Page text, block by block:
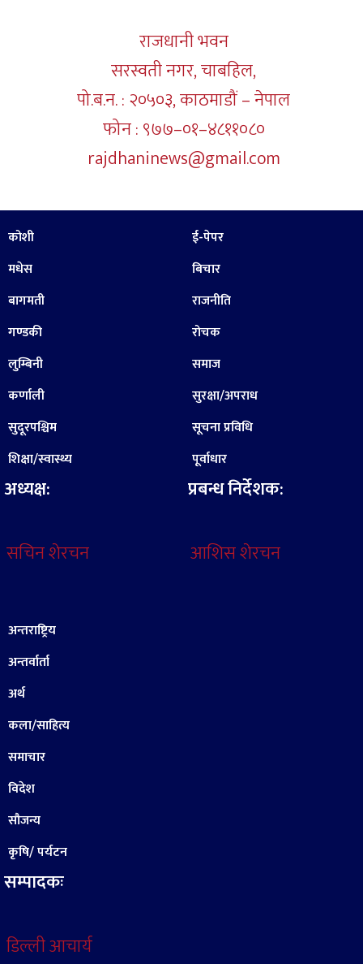
राजधानी भवन
सरस्वती नगर, चाबहिल,
पो.ब.न. : २०५०३, काठमाडौं – नेपाल
फोन : ९७७–०१–४८११०८०
rajdhaninews@gmail.com
कोशी
मधेस
बागमती
गण्डकी
लुम्बिनी
कर्णाली
सुदूरपश्चिम
शिक्षा/स्वास्थ्य
अध्यक्ष:
सचिन शेरचन
ई-पेपर
बिचार
राजनीति
रोचक
समाज
सुरक्षा/अपराध
सूचना प्रविधि
पूर्वाधार
प्रबन्ध निर्देशक:
आशिस शेरचन
अन्तराष्ट्रिय
अन्तर्वार्ता
अर्थ
कला/साहित्य
समाचार
विदेश
सौजन्य
कृषि/ पर्यटन
सम्पादकः
डिल्ली आचार्य